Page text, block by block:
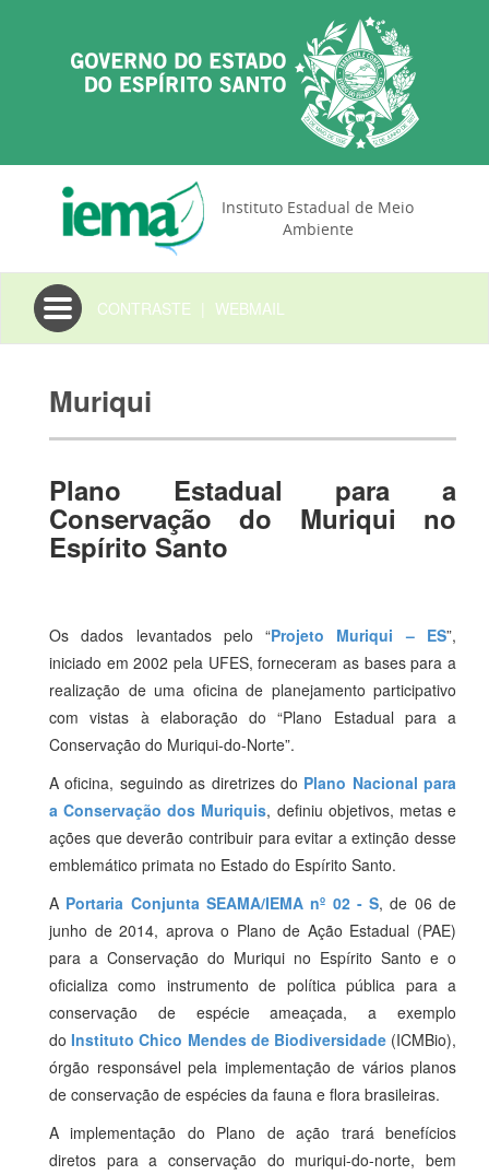
Instituto Estadual de Meio
Ambiente
Toggle
navigation
CONTRASTE | WEBMAIL
Muriqui
Plano Estadual para a
Conservação do Muriqui no
Espírito Santo
Os dados levantados pelo “Projeto Muriqui – ES”,
iniciado em 2002 pela UFES, forneceram as bases para a
realização de uma oficina de planejamento participativo
com vistas à elaboração do “Plano Estadual para a
Conservação do Muriqui-do-Norte”.
A oficina, seguindo as diretrizes do Plano Nacional para
a Conservação dos Muriquis, definiu objetivos, metas e
ações que deverão contribuir para evitar a extinção desse
emblemático primata no Estado do Espírito Santo.
A Portaria Conjunta SEAMA/IEMA nº 02 - S, de 06 de
junho de 2014, aprova o Plano de Ação Estadual (PAE)
para a Conservação do Muriqui no Espírito Santo e o
oficializa como instrumento de política pública para a
conservação de espécie ameaçada, a exemplo
do Instituto Chico Mendes de Biodiversidade(ICMBio),
órgão responsável pela implementação de vários planos
de conservação de espécies da fauna e flora brasileiras.
A implementação do Plano de ação trará benefícios
diretos para a conservação do muriqui-do-norte, bem